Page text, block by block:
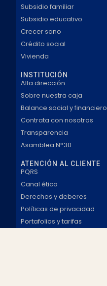
Subsidio familiar
Subsidio educativo
Crecer sano
Crédito social
Vivienda
INSTITUCIÓN
Alta dirección
Sobre nuestra caja
Balance social y financiero
Contrata con nosotros
Transparencia
Asamblea N°30
ATENCIÓN AL CLIENTE
PQRS
Canal ético
Derechos y deberes
Políticas de privacidad
Portafolios y tarifas